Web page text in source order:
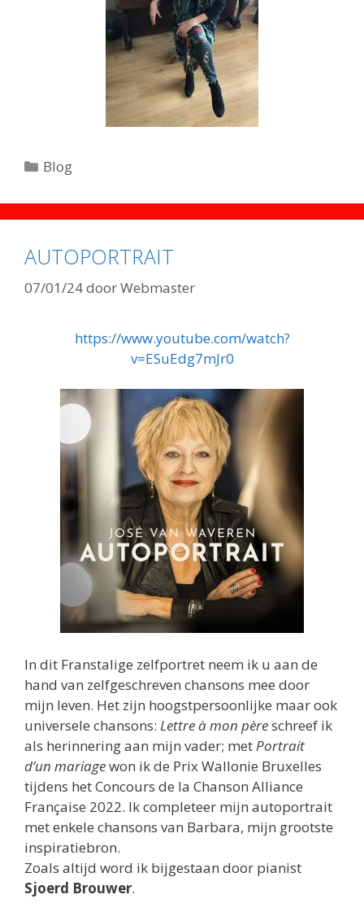
Categorieën
Blog
AUTOPORTRAIT
07/01/24doorWebmaster
https://www.youtube.com/watch?
v=ESuEdg7mJr0
In dit Franstalige zelfportret neem ik u aan de
hand van zelfgeschreven chansons mee door
mijn leven. Het zijn hoogstpersoonlijke maar ook
universele chansons: Lettre à mon pèreschreef ik
als herinnering aan mijn vader; met Portrait
d’un mariagewon ik de Prix Wallonie Bruxelles
tijdens het Concours de la Chanson Alliance
Française 2022. Ik completeer mijn autoportrait
met enkele chansons van Barbara, mijn grootste
inspiratiebron.
Zoals altijd word ik bijgestaan door pianist
Sjoerd Brouwer.